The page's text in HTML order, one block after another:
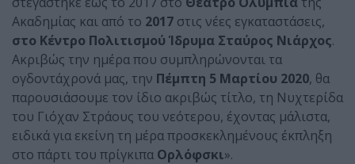
Ακαδημίας και από το 2017 στις νέες εγκαταστάσεις,
στο Κέντρο Πολιτισμού Ίδρυμα Σταύρος Νιάρχος.
Ακριβώς την ημέρα που συμπληρώνονται τα
ογδοντάχρονά μας, την Πέμπτη 5 Μαρτίου 2020, θα
παρουσιάσουμε τον ίδιο ακριβώς τίτλο, τη Νυχτερίδα
του Γιόχαν Στράους του νεότερου, έχοντας μάλιστα,
ειδικά για εκείνη τη μέρα προσκεκλημένους έκπληξη
στο πάρτι του πρίγκιπα Ορλόφσκι».